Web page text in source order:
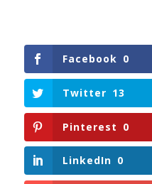
Facebook 0
Twitter 13
Pinterest 0
LinkedIn 0